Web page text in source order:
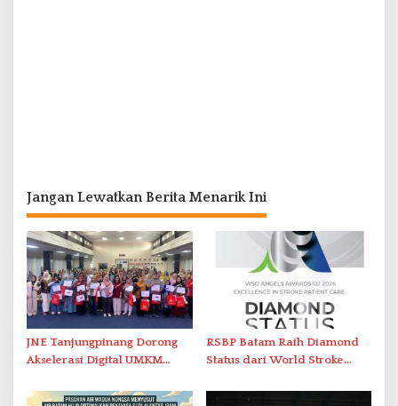
Jangan Lewatkan Berita Menarik Ini
JNE Tanjungpinang Dorong
Akselerasi Digital UMKM
2026
RSBP Batam Raih Diamond
Status dari World Stroke